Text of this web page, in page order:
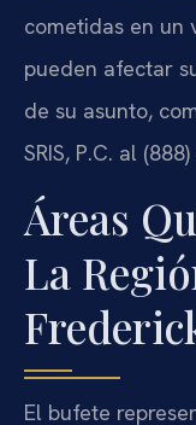
cometidas en un
pueden afectar
de su asunto,
SRIS, P.C. al
Áreas
La
El bufete